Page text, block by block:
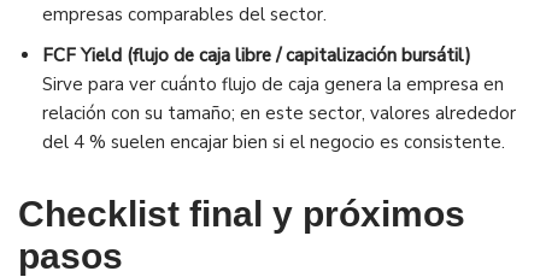
empresas comparables del sector.
FCF Yield (flujo de caja libre / capitalización bursátil)
Sirve para ver cuánto flujo de caja genera la empresa en
relación con su tamaño; en este sector, valores alrededor
del 4 % suelen encajar bien si el negocio es consistente.
Checklist final y próximos
pasos